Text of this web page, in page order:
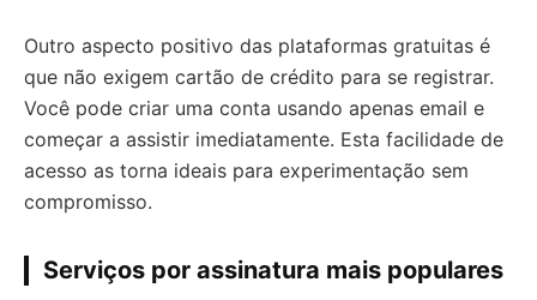
Outro aspecto positivo das plataformas gratuitas é
que não exigem cartão de crédito para se registrar.
Você pode criar uma conta usando apenas email e
começar a assistir imediatamente. Esta facilidade de
acesso as torna ideais para experimentação sem
compromisso.
Serviços por assinatura mais populares